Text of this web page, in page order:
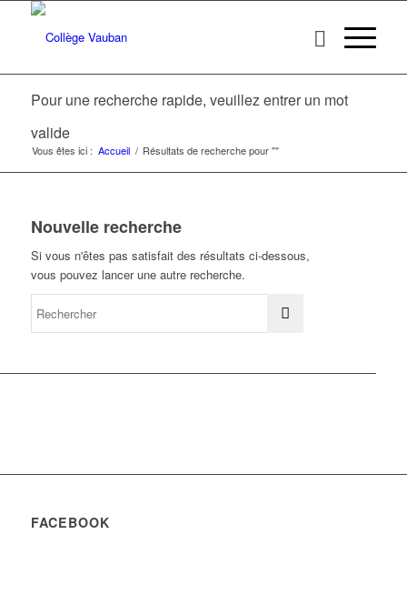
Pour une recherche rapide, veuillez entrer un mot
valide
Vous êtes ici : Accueil / Résultats de recherche pour ""
Nouvelle recherche
Si vous n'êtes pas satisfait des résultats ci-dessous,
vous pouvez lancer une autre recherche.
FACEBOOK